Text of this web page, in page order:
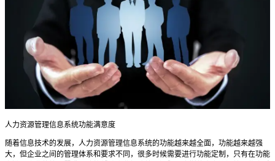
人力资源管理信息系统功能满意度
随着信息技术的发展，人力资源管理信息系统的功能越来越全面，功能越来越强
大，但企业之间的管理体系和要求不同，很多时候需要进行功能定制，只有在功能